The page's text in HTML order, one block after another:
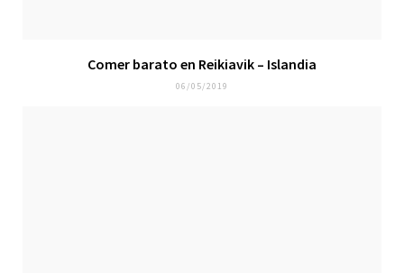
Comer barato en Reikiavik – Islandia
06/05/2019